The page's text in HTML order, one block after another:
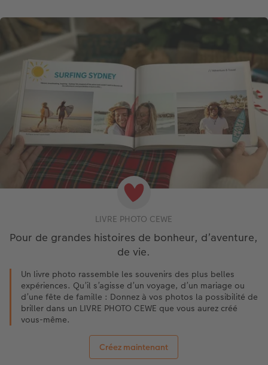
LIVRE PHOTO CEWE
Pour de grandes histoires de bonheur, d’aventure,
de vie.
Un livre photo rassemble les souvenirs des plus belles
expériences. Qu’il s’agisse d’un voyage, d’un mariage ou
d’une fête de famille : Donnez à vos photos la possibilité de
briller dans un LIVRE PHOTO CEWE que vous aurez créé
vous-même.
Créez maintenant